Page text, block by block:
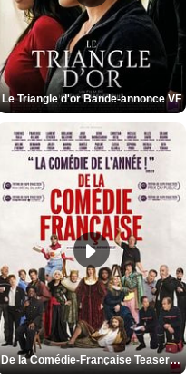
Le Triangle d'or Bande-annonce VF
De la Comédie-Française Teaser VF